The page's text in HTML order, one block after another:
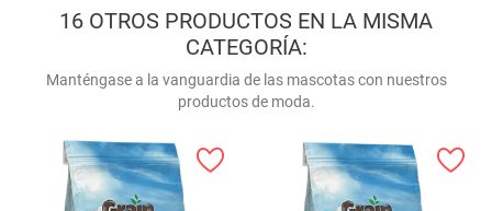
16 OTROS PRODUCTOS EN LA MISMA
CATEGORÍA:
Manténgase a la vanguardia de las mascotas con nuestros
productos de moda.